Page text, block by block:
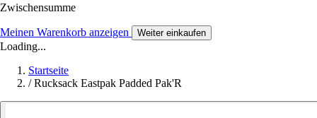
Zwischensumme
Meinen Warenkorb anzeigen Weiter einkaufen
Loading...
Startseite
/ Rucksack Eastpak Padded Pak'R